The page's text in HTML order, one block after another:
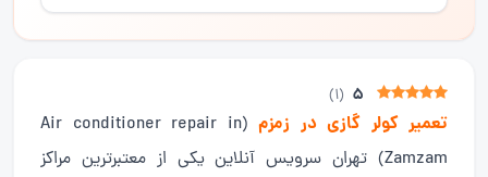
5
(
1
)
تعمیر کولر گازی در زمزم
(Air conditioner repair in
Zamzam) تهران سرویس آنلاین یکی از معتبرترین مراکز